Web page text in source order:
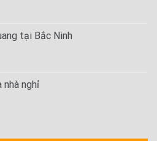
tại Bắc Ninh
nhà nghỉ